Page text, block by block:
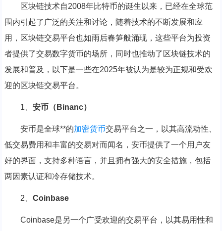
区块链技术自2008年比特币的诞生以来，已经在全球范
围内引起了广泛的关注和讨论，随着技术的不断发展和应
用，区块链交易平台也如雨后春笋般涌现，这些平台为投资
者提供了交易数字货币的场所，同时也推动了区块链技术的
发展和普及，以下是一些在2025年被认为是较为正规和受欢
迎的区块链交易平台。
1、 安币（Binanc）
安币是全球**的加密货币交易平台之一，以其高流动性、
低交易费用和丰富的交易对而闻名，安币提供了一个用户友
好的界面，支持多种语言，并且拥有强大的安全措施，包括
两因素认证和冷存储技术。
2、 Coinbase
Coinbase是另一个广受欢迎的交易平台，以其易用性和